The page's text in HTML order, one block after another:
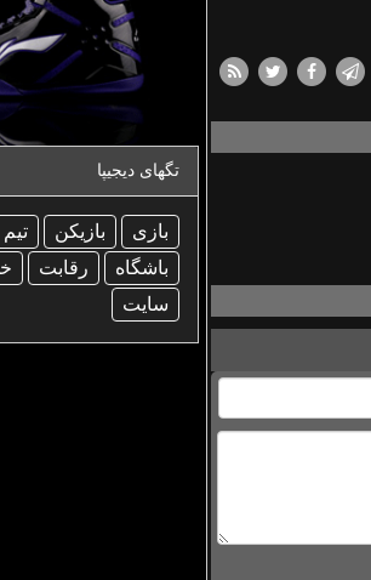
تگهای دیجیپا
بازی بازیكن تیم
باشگاه
رقابت
سایت